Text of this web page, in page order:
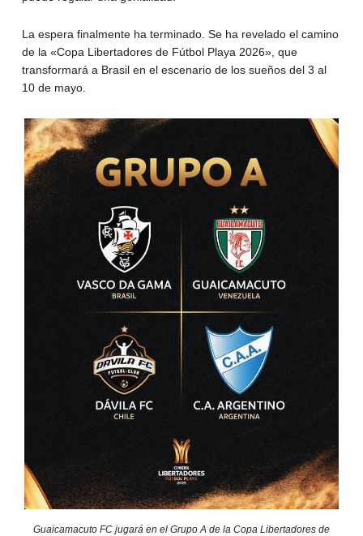
La espera finalmente ha terminado. Se ha revelado el camino
de la «Copa Libertadores de Fútbol Playa 2026», que
transformará a Brasil en el escenario de los sueños del 3 al
10 de mayo.
Guaicamacuto FC jugará en el Grupo A de la Copa Libertadores de